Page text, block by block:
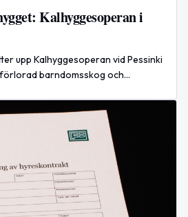
Kalhyggesoperan i
upp Kalhyggesoperan vid Pessinki
barndomsskog och